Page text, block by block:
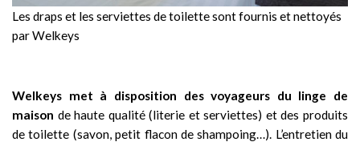
Les draps et les serviettes de toilette sont fournis et nettoyés
par Welkeys
Welkeys met à disposition des voyageurs du linge de
maison de haute qualité (literie et serviettes) et des produits
de toilette (savon, petit flacon de shampoing…). L’entretien du